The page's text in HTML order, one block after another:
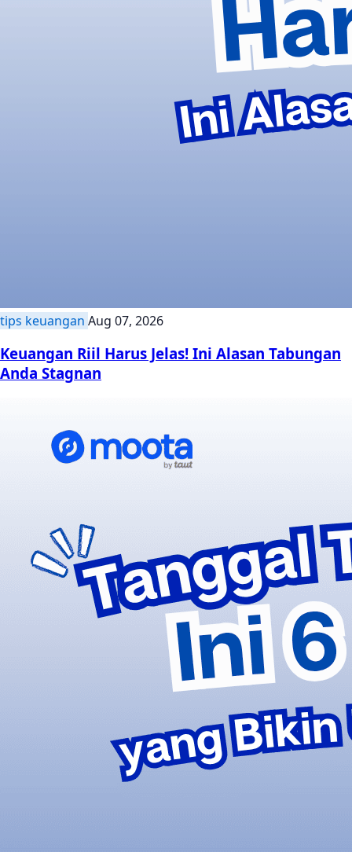
tips keuangan Aug 07, 2026
Keuangan Riil Harus Jelas! Ini Alasan Tabungan
Anda Stagnan